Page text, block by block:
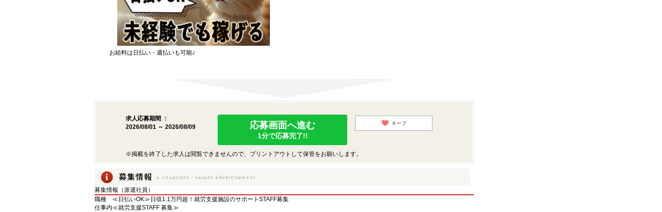
お給料は日払い・週払いも可能♪
求人応募期間 ：
2026/08/01 ～ 2026/08/09
応募画面へ進む
1分で応募完了!!
キープ
※掲載を終了した求人は閲覧できませんので、プリントアウトして保管をお願いします。
募集情報（派遣社員）
職種
≪日払いOK≫日収1.1万円超！就労支援施設のサポートSTAFF募集
仕事内≪就労支援STAFF 募集≫